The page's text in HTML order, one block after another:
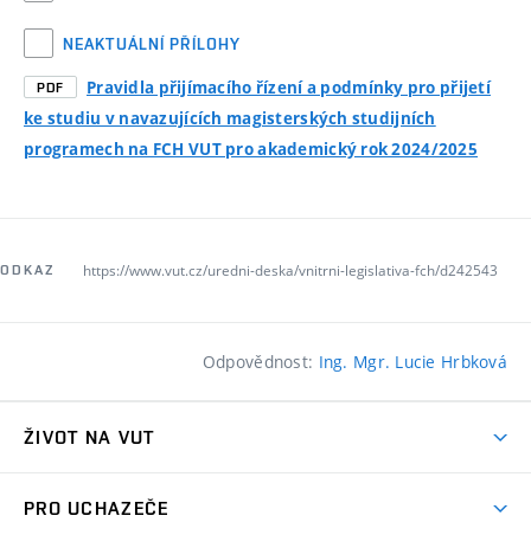
NEAKTUÁLNÍ PŘÍLOHY
PDF
Pravidla přijímacího řízení a podmínky pro přijetí
ke studiu v navazujících magisterských studijních
programech na FCH VUT pro akademický rok 2024/2025
ODKAZ https://www.vut.cz/uredni-deska/vnitrni-legislativa-fch/d242543
Odpovědnost: Ing. Mgr. Lucie Hrbková
ŽIVOT NA VUT
PRO UCHAZEČE